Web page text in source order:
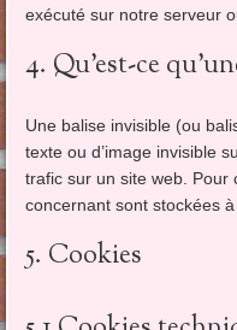
exécuté sur notre serveur
4. Qu’est-ce
Une balise invisible (ou
texte ou d’image invisible
trafic sur un site web. Pour
concernant sont stockées
5. Cookies